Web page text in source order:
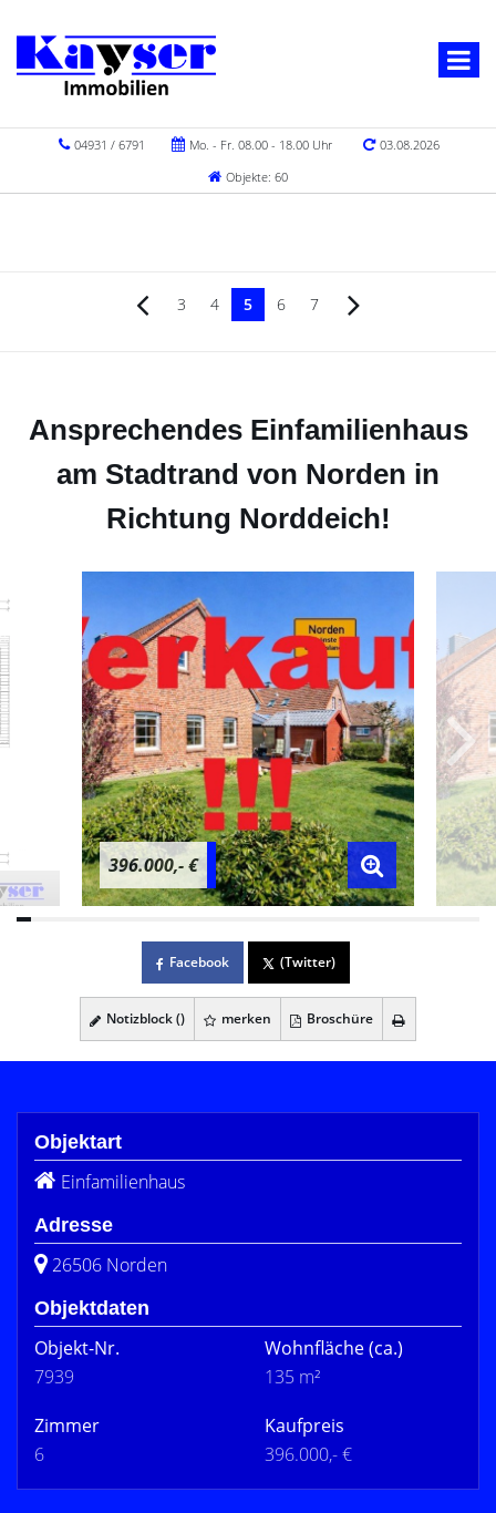
04931 / 6791 Mo. - Fr. 08.00 - 18.00 Uhr
03.08.2026
Objekte: 60
3 4 5 6 7
Ansprechendes Einfamilienhaus
am Stadtrand von Norden in
Richtung Norddeich!
396.000,- €
Facebook (Twitter)
Notizblock () merken Broschüre
Objektart
Einfamilienhaus
Adresse
26506 Norden
Objektdaten
Objekt-Nr.
7939
Wohnfläche(ca.)
135 m²
Zimmer
6
Kaufpreis
396.000,- €